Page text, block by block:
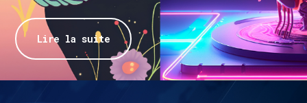
Lire la suite